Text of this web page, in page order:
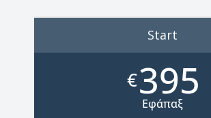
Start
€395
Εφάπαξ